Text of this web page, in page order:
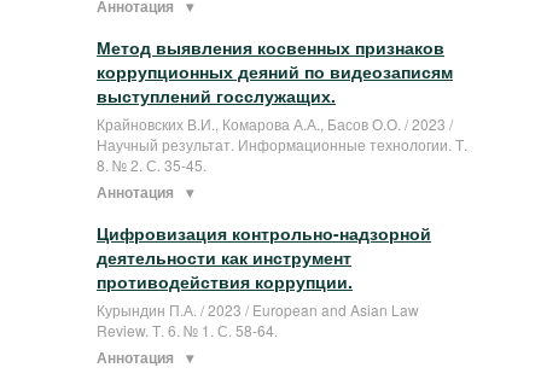
Аннотация
Метод выявления косвенных признаков
коррупционных деяний по видеозаписям
выступлений госслужащих.
Крайновских В.И., Комарова А.А., Басов О.О. / 2023 /
Научный результат. Информационные технологии. Т.
8. № 2. С. 35-45.
Аннотация
Цифровизация контрольно-надзорной
деятельности как инструмент
противодействия коррупции.
Курындин П.А. / 2023 / European and Asian Law
Review. Т. 6. № 1. С. 58-64.
Аннотация